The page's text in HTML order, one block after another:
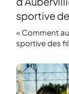
sportive
« Comment
sportive des